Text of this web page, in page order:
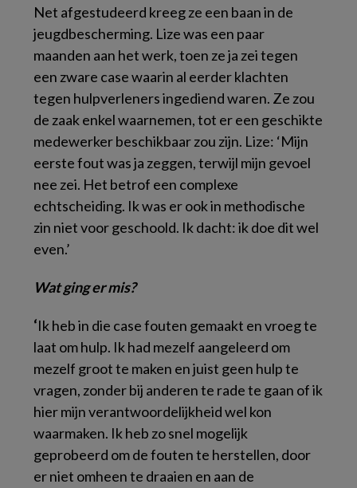
Net afgestudeerd kreeg ze een baan in de
jeugdbescherming. Lize was een paar
maanden aan het werk, toen ze ja zei tegen
een zware case waarin al eerder klachten
tegen hulpverleners ingediend waren. Ze zou
de zaak enkel waarnemen, tot er een geschikte
medewerker beschikbaar zou zijn. Lize: ‘Mijn
eerste fout was ja zeggen, terwijl mijn gevoel
nee zei. Het betrof een complexe
echtscheiding. Ik was er ook in methodische
zin niet voor geschoold. Ik dacht: ik doe dit wel
even.’
Wat ging er mis?
‘Ik heb in die case fouten gemaakt en vroeg te
laat om hulp. Ik had mezelf aangeleerd om
mezelf groot te maken en juist geen hulp te
vragen, zonder bij anderen te rade te gaan of ik
hier mijn verantwoordelijkheid wel kon
waarmaken. Ik heb zo snel mogelijk
geprobeerd om de fouten te herstellen, door
er niet omheen te draaien en aan de